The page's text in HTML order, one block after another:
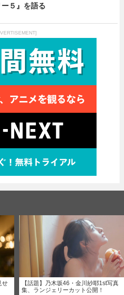
ー５』を語る
せ
【話題】乃木坂46・金川紗耶1st写真
集、ランジェリーカット公開！